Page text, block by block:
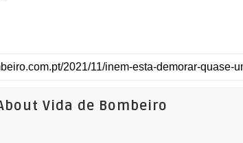
Vida de Bombeiro